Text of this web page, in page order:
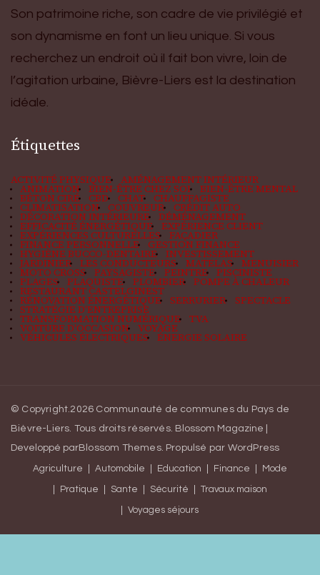
Son patrimoine riche, son cadre de vie privilégié et
son dynamisme en font un lieu unique. Si vous
recherchez un endroit où il fait bon vivre, loin de
l’agitation urbaine, Bièvre-Liers est la destination
idéale.
Étiquettes
ACTIVITÉ PHYSIQUE AMÉNAGEMENT INTÉRIEUR
ANIMATION BIEN-ÊTRE CHEZ SOI BIEN-ÊTRE MENTAL
BÉTON CIRÉ CBD CHAT CHAUFFAGISTE
CLIMATISATION COUVREUR CRÉDIT AUTO
DÉCORATION INTÉRIEURE DÉMÉNAGEMENT
EFFICACITÉ ÉNERGÉTIQUE EXPÉRIENCE CLIENT
EXPÉRIENCES CULTURELLES FAÇADIER
FINANCE PERSONNELLE GESTION FINANCE
HYGIÈNE BUCCO-DENTAIRE INVESTISSEMENT
JARDINIER LES CONDUCTEURS MATELAS MENUISIER
MOTO CROSS PAYSAGISTE PEINTRE PISCINISTE
PLAGES PLAQUISTE PLOMBIER POMPE À CHALEUR
RESTAURANT CASTELGINEST
RÉNOVATION ÉNERGÉTIQUE SERRURIER SPECTACLE
STRATÉGIE D'ENTREPRISE
TRANSFORMATION NUMÉRIQUE TVA
VOITURE D'OCCASION VOYAGE
VÉHICULES ÉLECTRIQUES ÉNERGIE SOLAIRE
© Copyright.2026 Communauté de communes du Pays de
Bièvre-Liers. Tous droits réservés. Blossom Magazine |
Developpé parBlossom Themes. Propulsé par WordPress
Agriculture Automobile Education Finance Mode
Pratique Sante Sécurité Travaux maison
Voyages séjours